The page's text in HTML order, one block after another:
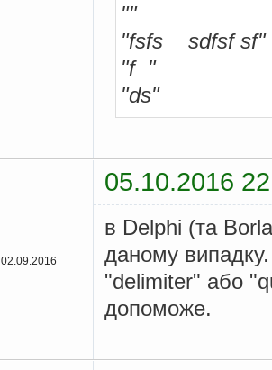
""
"fsfs sdfsf sf"
"f "
"ds"
05.10.2016
02.09.2016
в Delphi (та
даному випадку.
"delimiter" або
допоможе.